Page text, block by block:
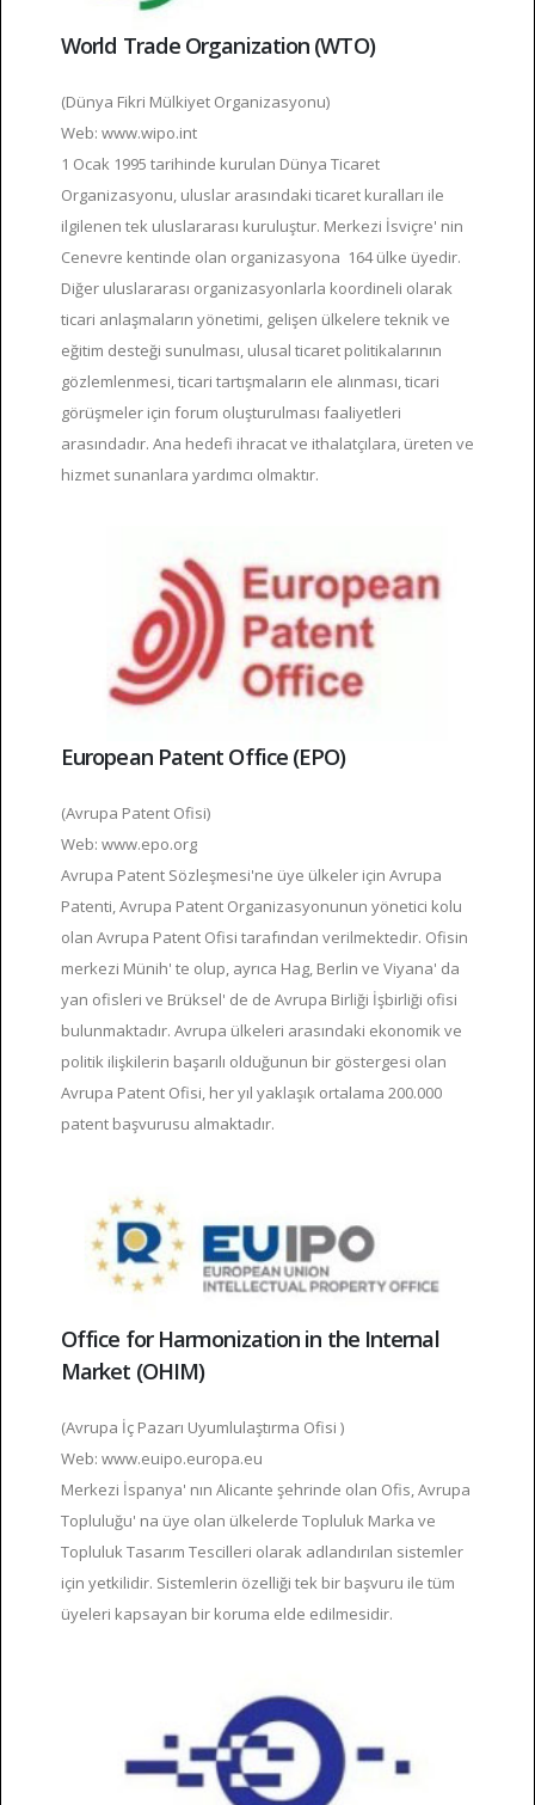
World Trade Organization (WTO)
(Dünya Fikri Mülkiyet Organizasyonu)
Web: www.wipo.int
1 Ocak 1995 tarihinde kurulan Dünya Ticaret
Organizasyonu, uluslar arasındaki ticaret kuralları ile
ilgilenen tek uluslararası kuruluştur. Merkezi İsviçre' nin
Cenevre kentinde olan organizasyona 164 ülke üyedir.
Diğer uluslararası organizasyonlarla koordineli olarak
ticari anlaşmaların yönetimi, gelişen ülkelere teknik ve
eğitim desteği sunulması, ulusal ticaret politikalarının
gözlemlenmesi, ticari tartışmaların ele alınması, ticari
görüşmeler için forum oluşturulması faaliyetleri
arasındadır. Ana hedefi ihracat ve ithalatçılara, üreten ve
hizmet sunanlara yardımcı olmaktır.
European Patent Office (EPO)
(Avrupa Patent Ofisi)
Web: www.epo.org
Avrupa Patent Sözleşmesi'ne üye ülkeler için Avrupa
Patenti, Avrupa Patent Organizasyonunun yönetici kolu
olan Avrupa Patent Ofisi tarafından verilmektedir. Ofisin
merkezi Münih' te olup, ayrıca Hag, Berlin ve Viyana' da
yan ofisleri ve Brüksel' de de Avrupa Birliği İşbirliği ofisi
bulunmaktadır. Avrupa ülkeleri arasındaki ekonomik ve
politik ilişkilerin başarılı olduğunun bir göstergesi olan
Avrupa Patent Ofisi, her yıl yaklaşık ortalama 200.000
patent başvurusu almaktadır.
Office for Harmonization in the Internal
Market (OHIM)
(Avrupa İç Pazarı Uyumlulaştırma Ofisi )
Web: www.euipo.europa.eu
Merkezi İspanya' nın Alicante şehrinde olan Ofis, Avrupa
Topluluğu' na üye olan ülkelerde Topluluk Marka ve
Topluluk Tasarım Tescilleri olarak adlandırılan sistemler
için yetkilidir. Sistemlerin özelliği tek bir başvuru ile tüm
üyeleri kapsayan bir koruma elde edilmesidir.